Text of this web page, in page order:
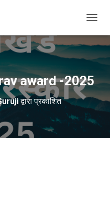
award -2025
द्वारा प्रकाशित